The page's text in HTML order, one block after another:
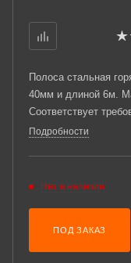
Полоса стальная
40мм и длиной 6м.
Соответствует
Подробности
Нет в наличии
ПОД ЗАКАЗ